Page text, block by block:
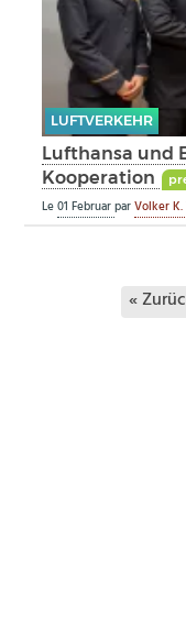
LUFTVERKEHR
Lufthansa und
Kooperation
Le01 FebruarparVolker
«